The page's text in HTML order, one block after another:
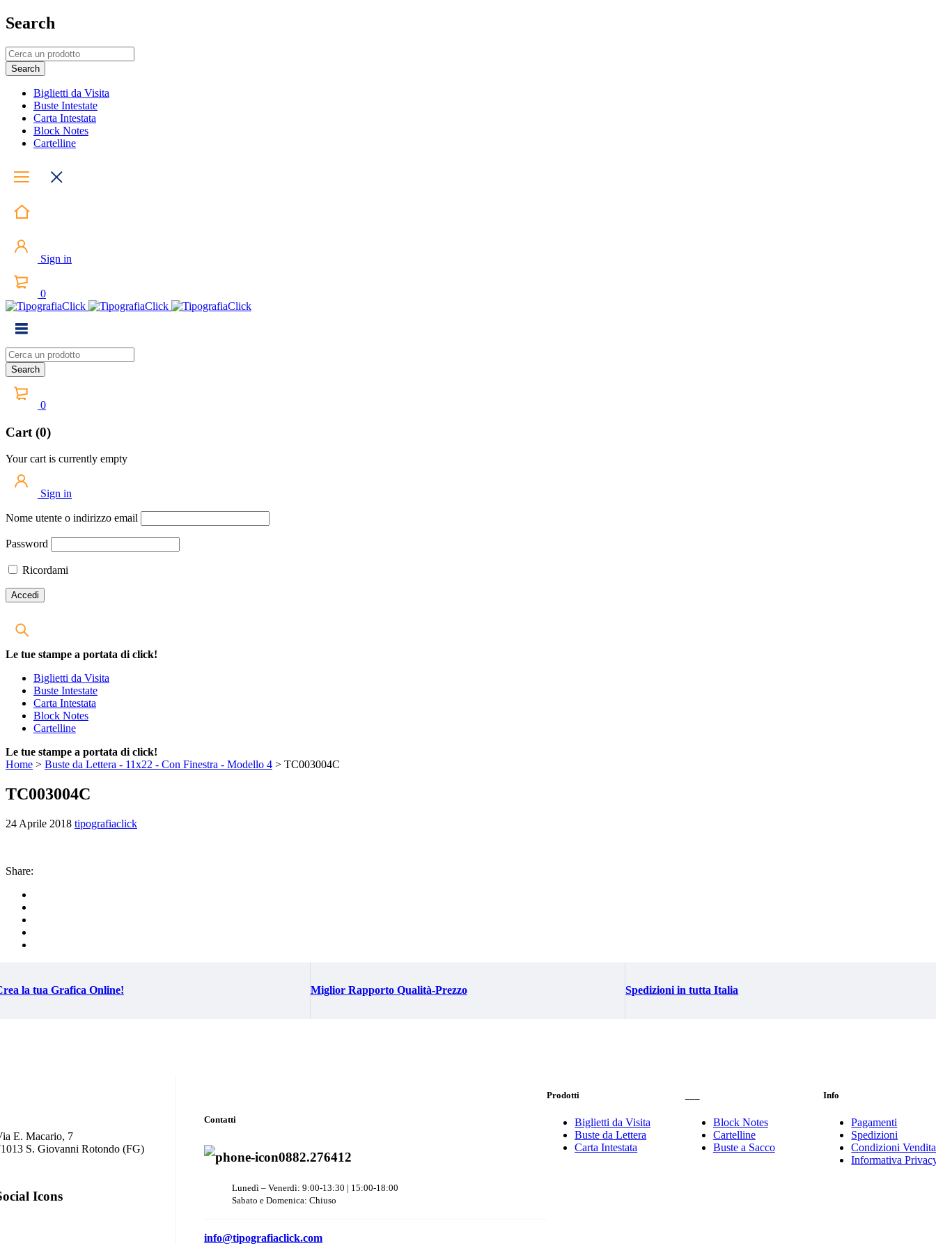
Search
Biglietti da Visita
Buste Intestate
Carta Intestata
Block Notes
Cartelline
Sign in
0
0
Cart (0)
Your cart is currently empty
Sign in
Nome utente o indirizzo email
Password
Ricordami
Le tue stampe a portata di click!
Biglietti da Visita
Buste Intestate
Carta Intestata
Block Notes
Cartelline
Le tue stampe a portata di click!
Home > Buste da Lettera - 11x22 - Con Finestra - Modello 4 > TC003004C
TC003004C
24 Aprile 2018 tipografiaclick
Share:
la tua Grafica Online! Miglior Rapporto Qualità-Prezzo Spedizioni in tutta Italia
E. Macario, 7
S. Giovanni Rotondo (FG)
Icons
Contatti
0882.276412
Lunedì – Venerdì: 9:00-13:30 | 15:00-18:00
Sabato e Domenica: Chiuso
info@tipografiaclick.com
Prodotti
Biglietti da Visita
Buste da Lettera
Carta Intestata
Block Notes
Cartelline
Buste a Sacco
Info
Pagamenti
Spedizioni
Condizioni Vendita
Informativa